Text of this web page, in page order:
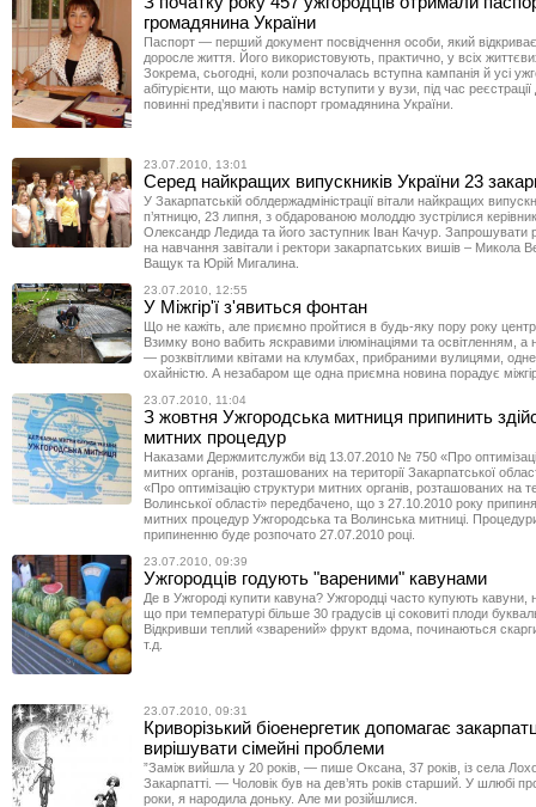
громадянина України
Паспорт — перший документ посвідчення особи, який
доросле життя. Його використовують, практично, у всіх
Зокрема, сьогодні, коли розпочалась вступна кампанія й усі
абітурієнти, що мають намір вступити у вузи, під час реєстрації
повинні пред’явити і паспорт громадянина України.
23.07.2010, 13:01
Серед найкращих випускників України 23
У Закарпатській облдержадміністрації вітали найкращих
п’ятницю, 23 липня, з обдарованою молоддю зустрілися
Олександр Ледида та його заступник Іван Качур. Запрошувати
на навчання завітали і ректори закарпатських вишів – Микола
Ващук та Юрій Мигалина.
23.07.2010, 12:55
У Міжгір'ї з'явиться фонтан
Що не кажіть, але приємно пройтися в будь-яку пору року
Взимку воно вабить яскравими ілюмінаціями та освітленням, а
— розквітлими квітами на клумбах, прибраними вулицями,
охайністю. А незабаром ще одна приємна новина порадує
23.07.2010, 11:04
З жовтня Ужгородська митниця припинить
митних процедур
Наказами Держмитслужби від 13.07.2010 № 750 «Про
митних органів, розташованих на території Закарпатської
«Про оптимізацію структури митних органів, розташованих на
Волинської області» передбачено, що з 27.10.2010 року
митних процедур Ужгородська та Волинська митниці.
припиненню буде розпочато 27.07.2010 році.
23.07.2010, 09:39
Ужгородців годують "вареними" кавунами
Де в Ужгороді купити кавуна? Ужгородці часто купують кавуни,
що при температурі більше 30 градусів ці соковиті плоди
Відкривши теплий «зварений» фрукт вдома, починаються скарги
т.д.
23.07.2010, 09:31
Криворізький біоенергетик допомагає
вирішувати сімейні проблеми
”Заміж вийшла у 20 років, — пише Оксана, 37 років, із села
Закарпатті. — Чоловік був на дев’ять років старший. У шлюбі
роки, я народила доньку. Але ми розійшлися.